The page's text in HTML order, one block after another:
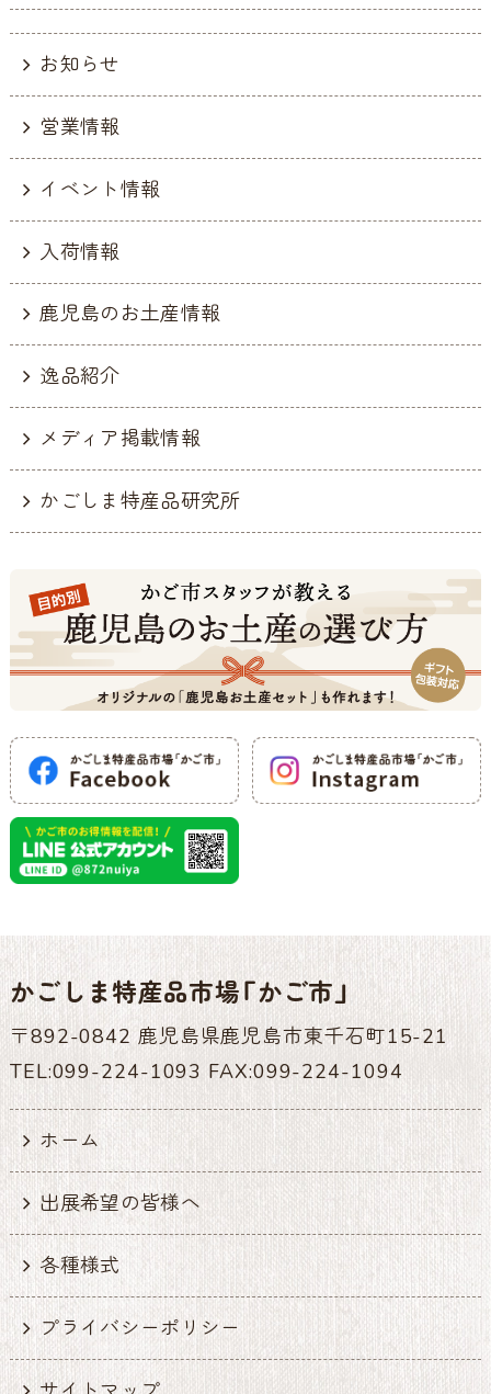
お知らせ
営業情報
イベント情報
入荷情報
鹿児島のお土産情報
逸品紹介
メディア掲載情報
かごしま特産品研究所
かごしま特産品市場「かご市」
〒892-0842 鹿児島県鹿児島市東千石町15-21
TEL:099-224-1093 FAX:099-224-1094
ホーム
出展希望の皆様へ
各種様式
プライバシーポリシー